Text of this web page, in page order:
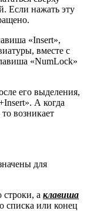
Если нажать эту
«Insert»,
вместе с
«NumLock»
его выделения,
А когда
возникает
для
строки, а клавиша
списка или конец